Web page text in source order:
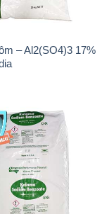
– Al2(SO4)3 17%